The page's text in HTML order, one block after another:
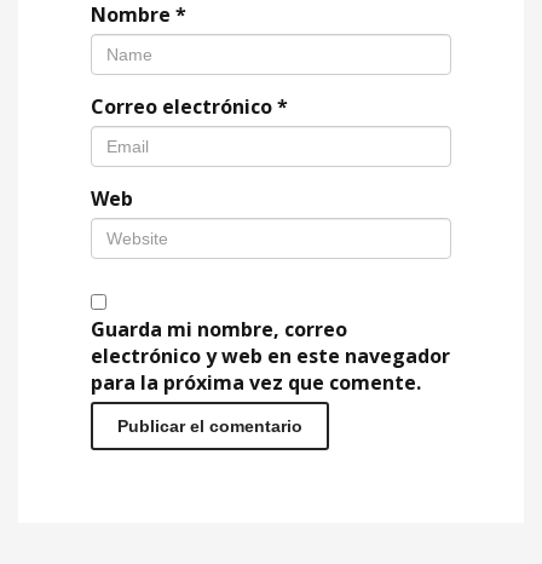
Nombre *
Correo electrónico*
Web
Guarda mi nombre, correo
electrónico y web en este navegador
para la próxima vez que comente.